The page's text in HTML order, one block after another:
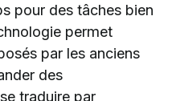
pour des tâches bien
permet
par les anciens
des
traduire par